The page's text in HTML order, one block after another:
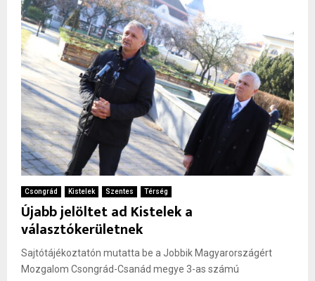
Csongrád Kistelek Szentes Térség
Újabb jelöltet ad Kistelek a
választókerületnek
Sajtótájékoztatón mutatta be a Jobbik Magyarországért
Mozgalom Csongrád-Csanád megye 3-as számú